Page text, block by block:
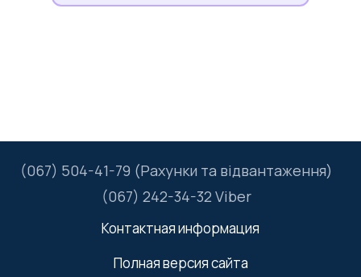
(067) 504-41-79 (Рахунки та відвантаження)
(067) 242-34-32 Viber
Контактная информация
Полная версия сайта